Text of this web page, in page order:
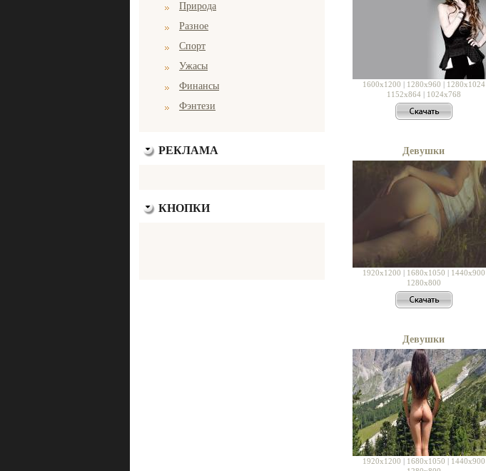
Природа
Разное
Спорт
Ужасы
Финансы
Фэнтези
РЕКЛАМА
КНОПКИ
1600x1200 | 1280x960 | 1280x1024
1152x864| 1024x768
Девушки
1920x1200 | 1680x1050 | 1440x900
1280x800
Девушки
1920x1200 | 1680x1050 | 1440x900